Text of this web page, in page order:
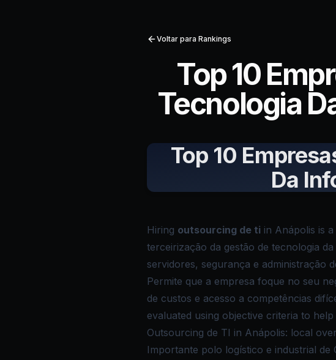
Voltar para Rankings
Top 10
Tecnologia
Top 10
Da
Hiring outsourcing de ti in Anápolis is
terceirização da gestão de tecnologia
servidores, segurança e administração
Permite que a empresa foque no seu
de custos e acesso a competências
evaluated using objective criteria to
Outsourcing de TI in Anápolis: local
Importante polo logístico e industrial de